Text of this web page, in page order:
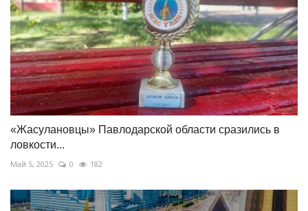
«Жасулановцы» Павлодарской области сразились в
ловкости...
Май 5, 2025 0 182